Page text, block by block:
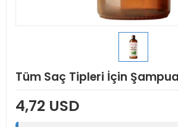
Tüm Saç Tipleri İçin
4,72 USD